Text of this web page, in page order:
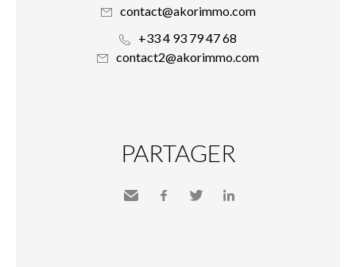
contact@akorimmo.com
+33 4 93 79 47 68
contact2@akorimmo.com
PARTAGER